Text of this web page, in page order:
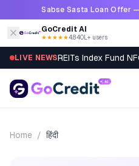
Skip to contentSabse Sasta Loan Offer —
GoCredit AI
★★★★★4.8·40L+ users
LIVE NEWSREITs Index Fund
Home / हिंदी